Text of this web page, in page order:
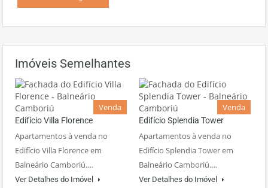
Imóveis Semelhantes
Venda
Edifício Villa Florence
Apartamentos à venda no
Edifício Villa Florence em
Balneário Camboriú.…
Ver Detalhes do Imóvel
Venda
Edifício Splendia Tower
Apartamentos à venda no
Edifício Splendia Tower em
Balneário Camboriú.…
Ver Detalhes do Imóvel